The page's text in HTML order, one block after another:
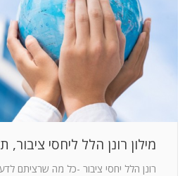
מילון רונן הלל ליחסי ציבור,
רונן הלל יחסי ציבור -כל מה שרציתם